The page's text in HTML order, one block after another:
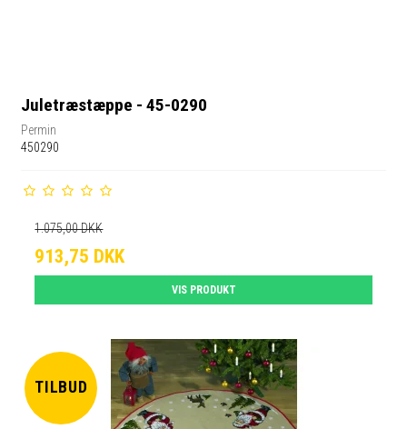
Juletræstæppe - 45-0290
Permin
450290
1.075,00 DKK
913,75 DKK
VIS PRODUKT
TILBUD